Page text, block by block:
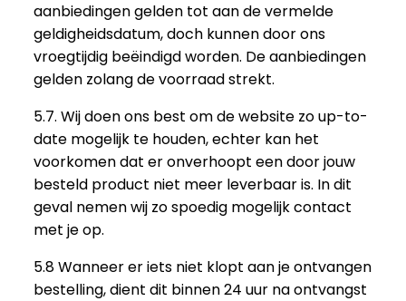
aanbiedingen gelden tot aan de vermelde
geldigheidsdatum, doch kunnen door ons
vroegtijdig beëindigd worden. De aanbiedingen
gelden zolang de voorraad strekt.
5.7. Wij doen ons best om de website zo up-to-
date mogelijk te houden, echter kan het
voorkomen dat er onverhoopt een door jouw
besteld product niet meer leverbaar is. In dit
geval nemen wij zo spoedig mogelijk contact
met je op.
5.8 Wanneer er iets niet klopt aan je ontvangen
bestelling, dient dit binnen 24 uur na ontvangst